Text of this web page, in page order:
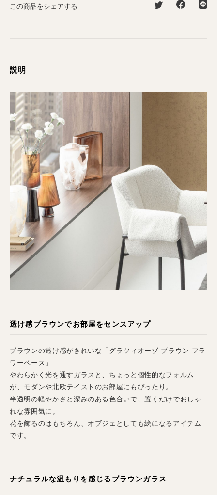
この商品をシェアする
説明
透け感ブラウンでお部屋をセンスアップ
ブラウンの透け感がきれいな「グラツィオーゾ ブラウン フラ
ワーベース」
やわらかく光を通すガラスと、ちょっと個性的なフォルム
が、モダンや北欧テイストのお部屋にもぴったり。
半透明の軽やかさと深みのある色合いで、置くだけでおしゃ
れな雰囲気に。
花を飾るのはもちろん、オブジェとしても絵になるアイテム
です。
ナチュラルな温もりを感じるブラウンガラス